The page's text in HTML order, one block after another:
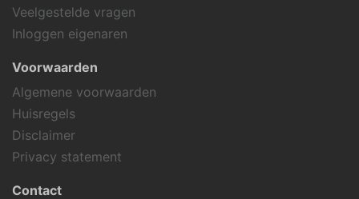
Veelgestelde vragen
Inloggen eigenaren
Voorwaarden
Algemene voorwaarden
Huisregels
Disclaimer
Privacy statement
Contact